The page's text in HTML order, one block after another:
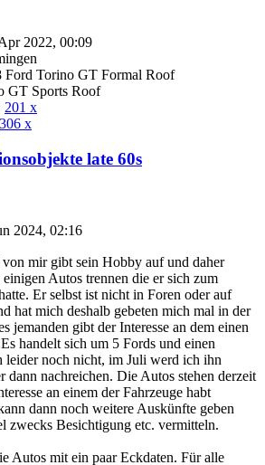
2022, 00:09
Ford Torino GT Formal Roof
GT Sports Roof
201 x
306 x
late 60s
2024, 02:16
mir gibt sein Hobby auf und daher
Autos trennen die er sich zum
Er selbst ist nicht in Foren oder auf
hat mich deshalb gebeten mich mal in der
jemanden gibt der Interesse an dem einen
handelt sich um 5 Fords und einen
leider noch nicht, im Juli werd ich ihn
dann nachreichen. Die Autos stehen derzeit
an einem der Fahrzeuge habt
dann noch weitere Auskünfte geben
zwecks Besichtigung etc. vermitteln.
Autos mit ein paar Eckdaten. Für alle